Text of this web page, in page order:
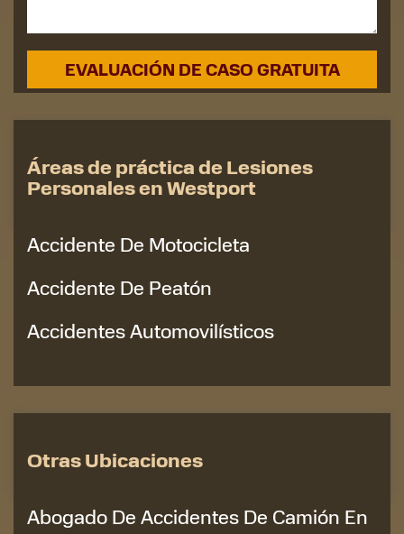
Áreas de práctica de Lesiones
Personales en Westport
Accidente De Motocicleta
Accidente De Peatón
Accidentes Automovilísticos
Otras Ubicaciones
Abogado De Accidentes De Camión En